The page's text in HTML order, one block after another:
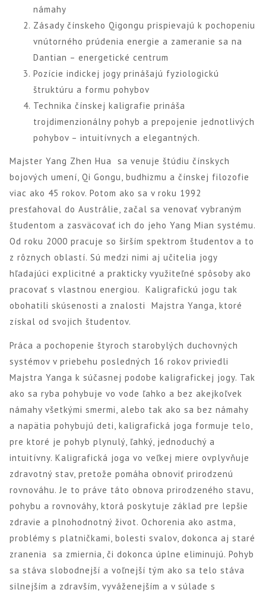
námahy
Zásady čínskeho Qigongu prispievajú k pochopeniu
vnútorného prúdenia energie a zameranie sa na
Dantian – energetické centrum
Pozície indickej jogy prinášajú fyziologickú
štruktúru a formu pohybov
Technika čínskej kaligrafie prináša
trojdimenzionálny pohyb a prepojenie jednotlivých
pohybov – intuitívnych a elegantných.
Majster Yang Zhen Hua
sa venuje štúdiu čínskych
bojových umení, Qi Gongu, budhizmu a čínskej filozofie
viac ako 45 rokov. Potom ako sa v roku 1992
presťahoval do Austrálie, začal sa venovať vybraným
študentom a zasväcovať ich do jeho Yang Mian systému.
Od roku 2000 pracuje so širším spektrom študentov a to
z rôznych oblastí. Sú medzi nimi aj učitelia jogy
hľadajúci explicitné a prakticky využiteľné spôsoby ako
pracovať s vlastnou energiou. Kaligrafickú jogu tak
obohatili skúsenosti a znalosti Majstra Yanga, ktoré
získal od svojich študentov.
Práca a pochopenie štyroch starobylých duchovných
systémov v priebehu posledných 16 rokov priviedli
Majstra Yanga k súčasnej podobe kaligrafickej jogy. Tak
ako sa ryba pohybuje vo vode ľahko a bez akejkoľvek
námahy všetkými smermi, alebo tak ako sa bez námahy
a napätia pohybujú deti, kaligrafická joga formuje telo,
pre ktoré je pohyb plynulý, ľahký, jednoduchý a
intuitívny. Kaligrafická joga vo veľkej miere ovplyvňuje
zdravotný stav, pretože pomáha obnoviť prirodzenú
rovnováhu. Je to práve táto obnova prirodzeného stavu,
pohybu a rovnováhy, ktorá poskytuje základ pre lepšie
zdravie a plnohodnotný život. Ochorenia ako astma,
problémy s platničkami, bolesti svalov, dokonca aj staré
zranenia sa zmiernia, či dokonca úplne eliminujú. Pohyb
sa stáva slobodnejší a voľnejší tým ako sa telo stáva
silnejším a zdravším, vyváženejším a v súlade s